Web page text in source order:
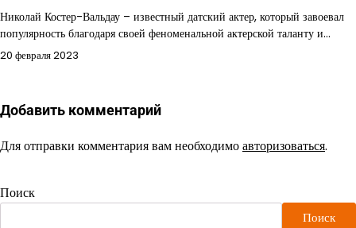
Николай Костер-Вальдау – известный датский актер, который завоевал
популярность благодаря своей феноменальной актерской таланту и…
20 февраля 2023
Добавить комментарий
Для отправки комментария вам необходимоавторизоваться.
Поиск
Поиск